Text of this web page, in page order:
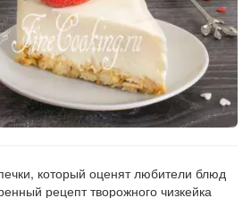
который оценят любители блюд
рецепт творожного чизкейка